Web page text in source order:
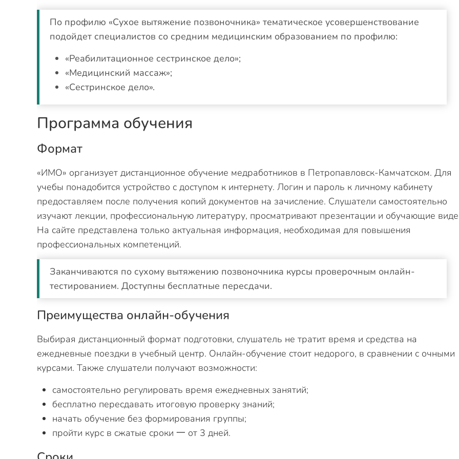
По профилю «Сухое вытяжение позвоночника» тематическое усовершенствование
подойдет специалистов со средним медицинским образованием по профилю:
«Реабилитационное сестринское дело»;
«Медицинский массаж»;
«Сестринское дело».
Программа обучения
Формат
«ИМО» организует дистанционное обучение медработников в Петропавловск-Камчатском. Для
учебы понадобится устройство с доступом к интернету. Логин и пароль к личному кабинету
предоставляем после получения копий документов на зачисление. Слушатели самостоятельно
изучают лекции, профессиональную литературу, просматривают презентации и обучающие
На сайте представлена только актуальная информация, необходимая для повышения
профессиональных компетенций.
Заканчиваются по сухому вытяжению позвоночника курсы проверочным онлайн-
тестированием. Доступны бесплатные пересдачи.
Преимущества онлайн-обучения
Выбирая дистанционный формат подготовки, слушатель не тратит время и средства на
ежедневные поездки в учебный центр. Онлайн-обучение стоит недорого, в сравнении с очными
курсами. Также слушатели получают возможности:
самостоятельно регулировать время ежедневных занятий;
бесплатно пересдавать итоговую проверку знаний;
начать обучение без формирования группы;
пройти курс в сжатые сроки 一 от 3 дней.